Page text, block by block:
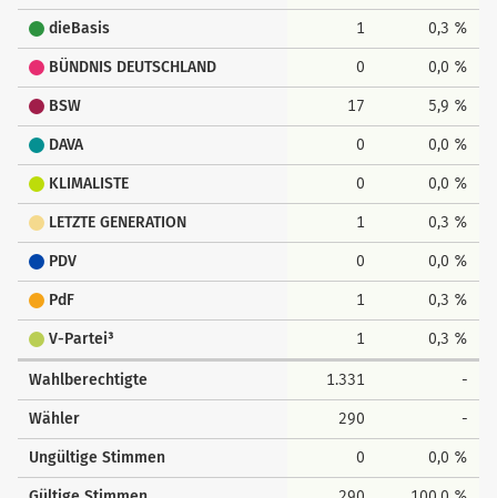
dieBasis 1 0,3 %
BÜNDNIS DEUTSCHLAND 0 0,0 %
BSW 17 5,9 %
DAVA 0 0,0 %
KLIMALISTE 0 0,0 %
LETZTE GENERATION 1 0,3 %
PDV 0 0,0 %
PdF 1 0,3 %
V-Partei³ 1 0,3 %
Wahlberechtigte 1.331 -
Wähler 290 -
Ungültige Stimmen 0 0,0 %